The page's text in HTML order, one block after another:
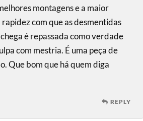
montagens e a maior
com que as desmentidas
é repassada como verdade
com mestria. É uma peça de
Que bom que há quem diga
REPLY